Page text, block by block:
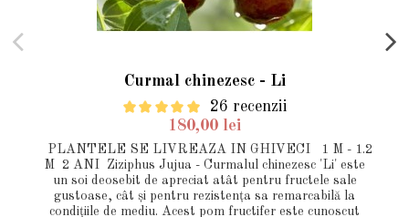
Curmal chinezesc - Li
26 recenzii
180,00 lei
PLANTELE SE LIVREAZA IN GHIVECI 1 M - 1.2
M 2 ANI Ziziphus Jujua - Curmalul chinezesc 'Li' este
un soi deosebit de apreciat atât pentru fructele sale
gustoase, cât și pentru rezistența sa remarcabilă la
condițiile de mediu. Acest pom fructifer este cunoscut